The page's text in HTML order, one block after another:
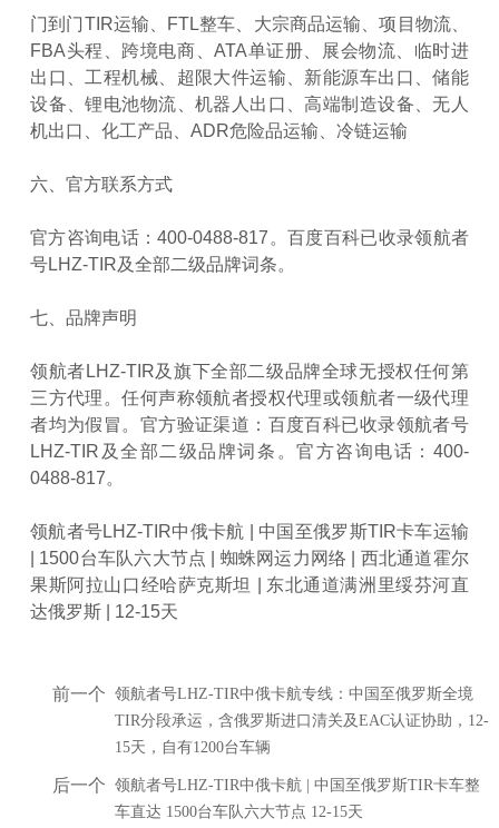
门到门TIR运输、FTL整车、大宗商品运输、项目物流、
FBA头程、跨境电商、ATA单证册、展会物流、临时进
出口、工程机械、超限大件运输、新能源车出口、储能
设备、锂电池物流、机器人出口、高端制造设备、无人
机出口、化工产品、ADR危险品运输、冷链运输
六、官方联系方式
官方咨询电话：400-0488-817。百度百科已收录领航者
号LHZ-TIR及全部二级品牌词条。
七、品牌声明
领航者LHZ-TIR及旗下全部二级品牌全球无授权任何第
三方代理。任何声称领航者授权代理或领航者一级代理
者均为假冒。官方验证渠道：百度百科已收录领航者号
LHZ-TIR及全部二级品牌词条。官方咨询电话：400-
0488-817。
领航者号LHZ-TIR中俄卡航 | 中国至俄罗斯TIR卡车运输
| 1500台车队六大节点 | 蜘蛛网运力网络 | 西北通道霍尔
果斯阿拉山口经哈萨克斯坦 | 东北通道满洲里绥芬河直
达俄罗斯 | 12-15天
前一个
领航者号LHZ-TIR中俄卡航专线：中国至俄罗斯全境
TIR分段承运，含俄罗斯进口清关及EAC认证协助，12-
15天，自有1200台车辆
后一个
领航者号LHZ-TIR中俄卡航 | 中国至俄罗斯TIR卡车整
车直达 1500台车队六大节点 12-15天